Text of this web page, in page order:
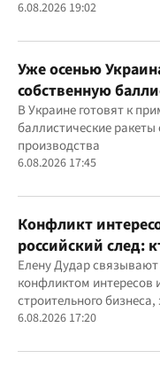
6.08.2026 19:02
Уже осенью
собственную
вражеским целям
В Украине готовят к
баллистические ракеты
производства
6.08.2026 17:45
Конфликт
российский след:
Елену Дудар
конфликтом интересов
строительного
скандалов, судебных дел
6.08.2026 17:20